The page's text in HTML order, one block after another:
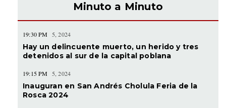
Minuto a Minuto
19:30 PM 5, 2024
Hay un delincuente muerto, un herido y tres
detenidos al sur de la capital poblana
19:15 PM 5, 2024
Inauguran en San Andrés Cholula Feria de la
Rosca 2024